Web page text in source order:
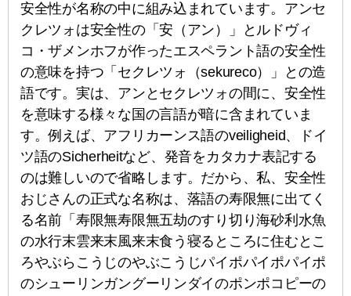
安全性が名称の中に組み込まれています。アンセ
クレツォは安全性の「安（アン）」とルドヴィ
コ・ザメンホフが作ったエスペラント語の安全性
の意味を持つ「セクレツォ（sekureco）」との造
語です。実は、アンとセクレツォの間に、安全性
を意味する様々な国の言語が暗に含まれていま
す。例えば、アフリカーンス語のveiligheid、ドイ
ツ語のSicherheitなど、発音をカタカナ表記する
のは難しいので省略します。だから、私、安全性
おじさんの正式な名称は、落語の寿限無に出てく
る名前「寿限無寿限無五劫のすり切り海砂利水魚
の水行末雲来末風来末食う寝るところに住むとこ
ろやぶらこうじのやぶこうじパイポパイポパイポ
のシューリンガングーリンダイのポンポコピーの